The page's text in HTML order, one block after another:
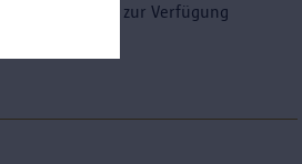
wird ein Teleskop zur Verfügung